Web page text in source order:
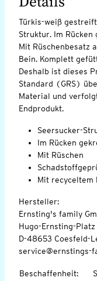
Türkis-weiß
Struktur. Im
Mit Rüschenbesatz
Bein. Komplett
Deshalb ist dieses
Standard (GRS)
Material und
Endprodukt.
Seersucker-
Im Rücken
Mit Rüschen
Mit recyceltem
Hersteller:
Ernsting's family
Hugo-Ernsting-Platz
D-48653 Coesfeld-
service@ernstings-
Beschaffenheit: